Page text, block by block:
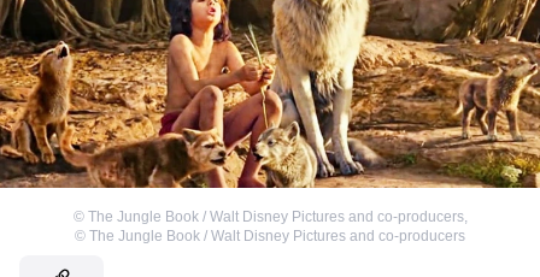
© The Jungle Book / Walt Disney Pictures and co-producers,
© The Jungle Book / Walt Disney Pictures and co-producers